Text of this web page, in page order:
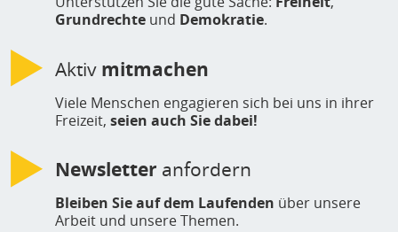
Grundrechte und Demokratie.
Aktiv mitmachen
Viele Menschen engagieren sich bei uns in ihrer
Freizeit, seien auch Sie dabei!
Newsletter anfordern
Bleiben Sie auf dem Laufenden über unsere
Arbeit und unsere Themen.